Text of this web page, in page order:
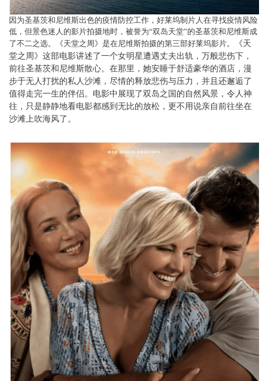
因为圣基茨和尼维斯出色的疫情防控工作，好莱坞制片人在寻找疫情风险
低，但景色迷人的影片拍摄地时，被誉为“双岛天堂”的圣基茨和尼维斯成
了不二之选。《天堂之周》是在尼维斯拍摄的第三部好莱坞影片。
《天
堂之周》这部电影讲述了一个女明星遭遇丈夫出轨，万般悲伤下，
前往圣基茨和尼维斯散心。在那里，她安睡于舒适豪华的酒店，漫
步于无人打扰的私人沙滩，尽情的释放悲伤与压力，并且还邂逅了
值得走完一生的伴侣。电影中展现了双岛之国的自然风景，令人神
往，只是静静地看电影都感到无比的放松，更不用说亲自前往坐在
沙滩上吹海风了。